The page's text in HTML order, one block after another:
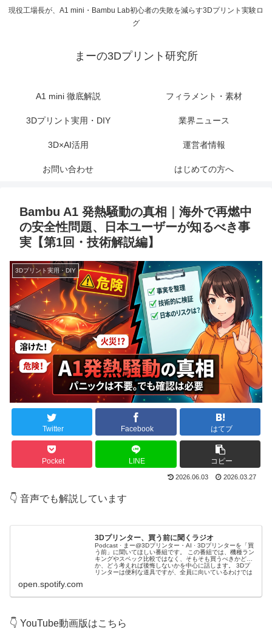
現役工場長が、A1 mini・Bambu Lab初心者の失敗を減らす3Dプリント実験ロ
グ
まーの3Dプリント研究所
A1 mini 徹底解説 フィラメント・素材
3Dプリント実用・DIY 業界ニュース
3D×AI活用 運営者情報
お問い合わせ はじめての方へ
Bambu A1 発熱騒動の真相｜海外で再燃中
の安全性問題、日本ユーザーが知るべき事
実【第1回・技術解説編】
3Dプリント実用・DIY
Twitter Facebook はてブ
Pocket LINE コピー
2026.06.03 2026.03.27
👇 音声でも解説しています
3Dプリンター、買う前に聞くラジオ
Podcast · まー@3Dプリンター・AI · 3Dプリンターを「買
う前」に聞いてほしい番組です。 この番組では、機種ラン
キングやスペック比較ではなく、そもそも買うべきかどう
か、どう考えれば後悔しないかを中心に話します。 3Dプ
リンターは便利な道具ですが、全員に向いているわけでは
open.spotify.com
👇 YouTube動画版はこちら